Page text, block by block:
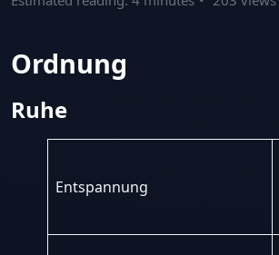
Ordnung
Ruhe
Entspannung